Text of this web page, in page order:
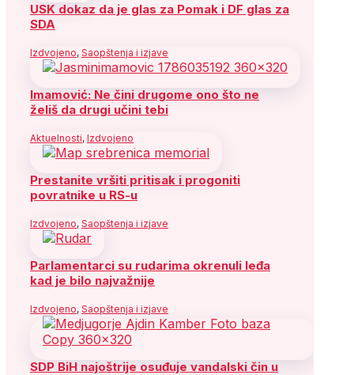
USK dokaz da je glas za Pomak i DF glas za
SDA
Izdvojeno, Saopštenja i izjave
Imamović: Ne čini drugome ono što ne
želiš da drugi učini tebi
Aktuelnosti, Izdvojeno
Prestanite vršiti pritisak i progoniti
povratnike u RS-u
Izdvojeno, Saopštenja i izjave
Parlamentarci su rudarima okrenuli leđa
kad je bilo najvažnije
Izdvojeno, Saopštenja i izjave
SDP BiH najoštrije osuđuje vandalski čin u